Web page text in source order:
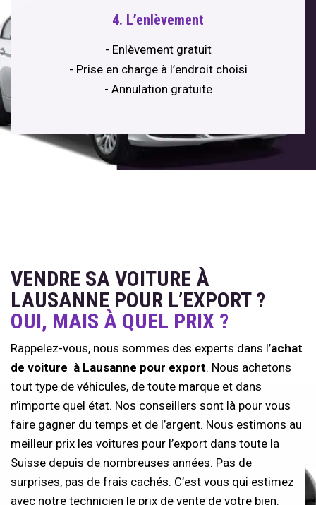
4. L’enlèvement
- Enlèvement gratuit
- Prise en charge à l’endroit choisi
- Annulation gratuite
VENDRE SA VOITURE À
LAUSANNE POUR L’EXPORT ?
OUI, MAIS À QUEL PRIX ?
Rappelez-vous, nous sommes des experts dans l’achat
de voiture à Lausanne pour export. Nous achetons
tout type de véhicules, de toute marque et dans
n’importe quel état. Nos conseillers sont là pour vous
faire gagner du temps et de l’argent. Nous estimons au
meilleur prix les voitures pour l’export dans toute la
Suisse depuis de nombreuses années. Pas de
surprises, pas de frais cachés. C’est vous qui estimez
avec notre technicien le prix de vente de votre bien.